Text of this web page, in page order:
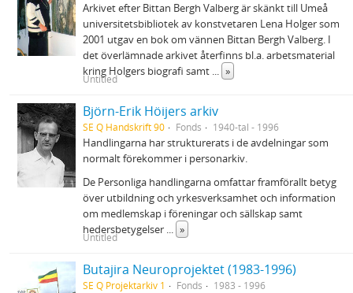
Arkivet efter Bittan Bergh Valberg är skänkt till Umeå
universitetsbibliotek av konstvetaren Lena Holger som
2001 utgav en bok om vännen Bittan Bergh Valberg. I
det överlämnade arkivet återfinns bl.a. arbetsmaterial
kring Holgers biografi samt ... »
Untitled
Björn-Erik Höijers arkiv
SE Q Handskrift 90 Fonds 1940-tal - 1996
Handlingarna har strukturerats i de avdelningar som
normalt förekommer i personarkiv.
De Personliga handlingarna omfattar framförallt betyg
över utbildning och yrkesverksamhet och information
om medlemskap i föreningar och sällskap samt
hedersbetygelser ... »
Untitled
Butajira Neuroprojektet (1983-1996)
SE Q Projektarkiv 1 Fonds 1983 - 1996